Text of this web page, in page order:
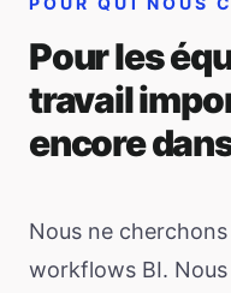
Pour les
travail
encore
Nous ne
workflows BI.